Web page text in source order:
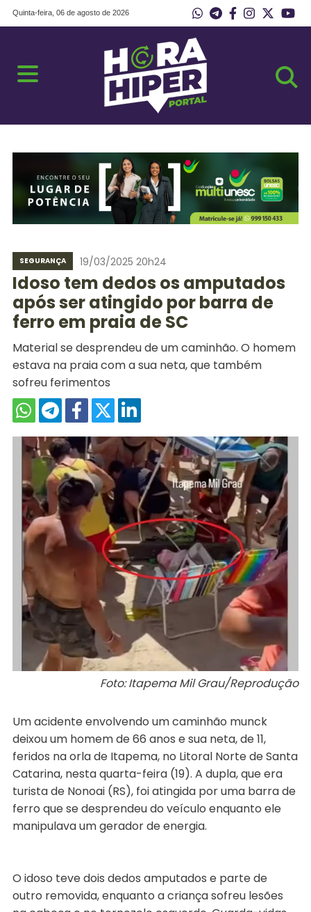
Quinta-feira, 06 de agosto de 2026
SEGURANÇA 19/03/2025 20h24
Idoso tem dedos os amputados
após ser atingido por barra de
ferro em praia de SC
Material se desprendeu de um caminhão. O homem
estava na praia com a sua neta, que também
sofreu ferimentos
Foto: Itapema Mil Grau/Reprodução
Um acidente envolvendo um caminhão munck
deixou um homem de 66 anos e sua neta, de 11,
feridos na orla de Itapema, no Litoral Norte de Santa
Catarina, nesta quarta-feira (19). A dupla, que era
turista de Nonoai (RS), foi atingida por uma barra de
ferro que se desprendeu do veículo enquanto ele
manipulava um gerador de energia.
O idoso teve dois dedos amputados e parte de
outro removida, enquanto a criança sofreu lesões